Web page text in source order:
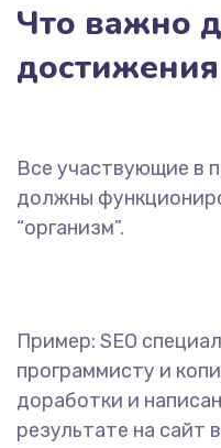
Что важно
достижения
Все участвующие в
должны
“организм”.
Пример: SEO
программисту и
доработки и
результате на сайт